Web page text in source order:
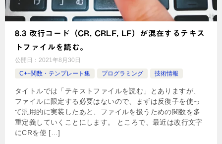
8.3 改行コード（CR, CRLF, LF）が混在するテキス
トファイルを読む。
公開日： 2021年8月30日
C++関数・テンプレート集
プログラミング 技術情報
タイトルでは「テキストファイルを読む」とありますが、
ファイルに限定する必要はないので、まずは反復子を使っ
て汎用的に実装したあと、ファイルを扱うための関数を多
重定義していくことにします。 ところで、最近は改行文字
にCRを使 […]